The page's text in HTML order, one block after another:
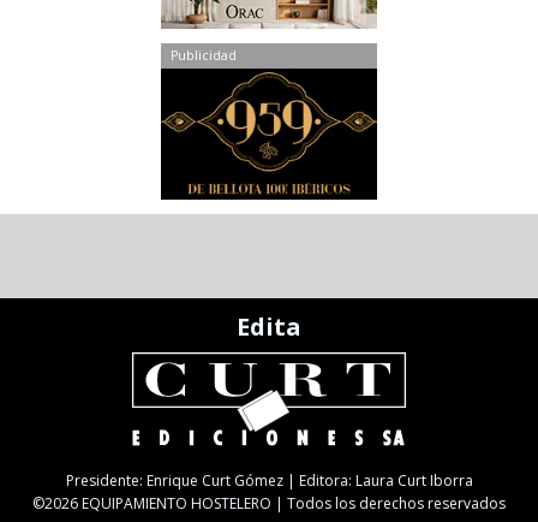
Publicidad
Edita
Presidente: Enrique Curt Gómez | Editora: Laura Curt Iborra
©2026 EQUIPAMIENTO HOSTELERO | Todos los derechos reservados